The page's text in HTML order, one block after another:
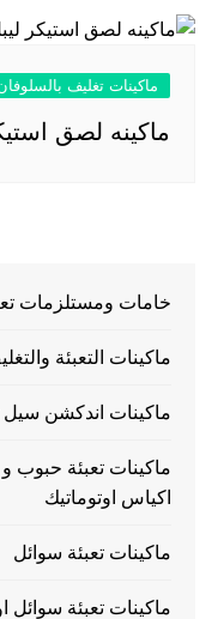
ماكينات تغليف
ماكينه لصق
خامات ومستلزمات
ماكينات التعبئة
ماكينات اندكشن سيل
ماكينات تعبئة حبوب
اكياس اوتوماتيك
ماكينات تعبئة سوائل
ماكينات تعبئة سوائل